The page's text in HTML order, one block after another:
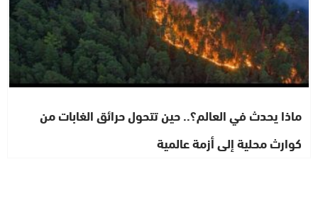
ماذا يحدث في العالم؟.. حين تتحول حرائق الغابات من
كوارث محلية إلى أزمة عالمية